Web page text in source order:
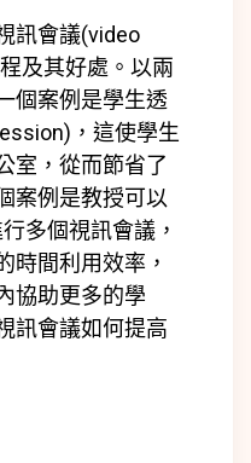
訊會議(video
及其好處。以兩
個案例是學生透
，這使學生
室，從而節省了
案例是教授可以
多個視訊會議，
時間利用效率，
協助更多的學
訊會議如何提高